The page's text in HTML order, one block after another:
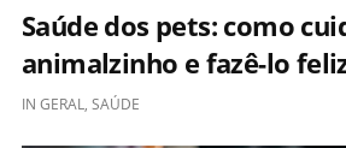
Saúde dos pets: como
animalzinho e fazê-lo
IN GERAL, SAÚDE